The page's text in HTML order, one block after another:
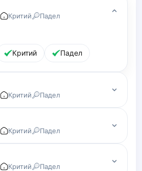
Критий Падел
Критий Падел
Критий Падел
Критий Падел
Критий Падел